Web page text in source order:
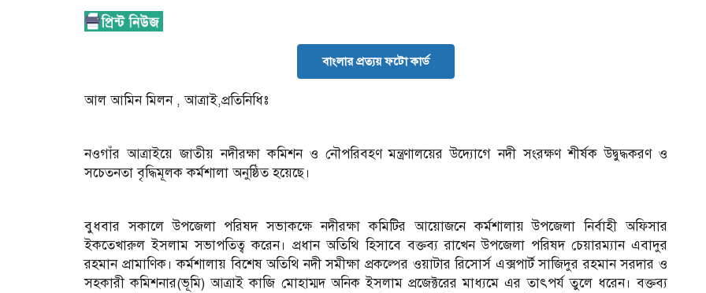
বাংলার প্রত্যয় ফটো কার্ড
আল আমিন মিলন , আত্রাই,প্রতিনিধিঃ
নওগাঁর আত্রাইয়ে জাতীয় নদীরক্ষা কমিশন ও নৌপরিবহণ মন্ত্রণালয়ের উদ্যোগে নদী সংরক্ষণ শীর্ষক উদ্বুদ্ধকরণ ও
সচেতনতা বৃদ্ধিমূলক কর্মশালা অনুষ্ঠিত হয়েছে।
বুধবার সকালে উপজেলা পরিষদ সভাকক্ষে নদীরক্ষা কমিটির আয়োজনে কর্মশালায় উপজেলা নির্বাহী অফিসার
ইকতেখারুল ইসলাম সভাপতিত্ব করেন। প্রধান অতিথি হিসাবে বক্তব্য রাখেন উপজেলা পরিষদ চেয়ারম্যান এবাদুর
রহমান প্রামাণিক। কর্মশালায় বিশেষ অতিথি নদী সমীক্ষা প্রকল্পের ওয়াটার রিসোর্স এক্সপার্ট সাজিদুর রহমান সরদার ও
সহকারী কমিশনার(ভূমি) আত্রাই কাজি মোহাম্মদ অনিক ইসলাম প্রজেক্টরের মাধ্যমে এর তাৎপর্য তুলে ধরেন। বক্তব্য